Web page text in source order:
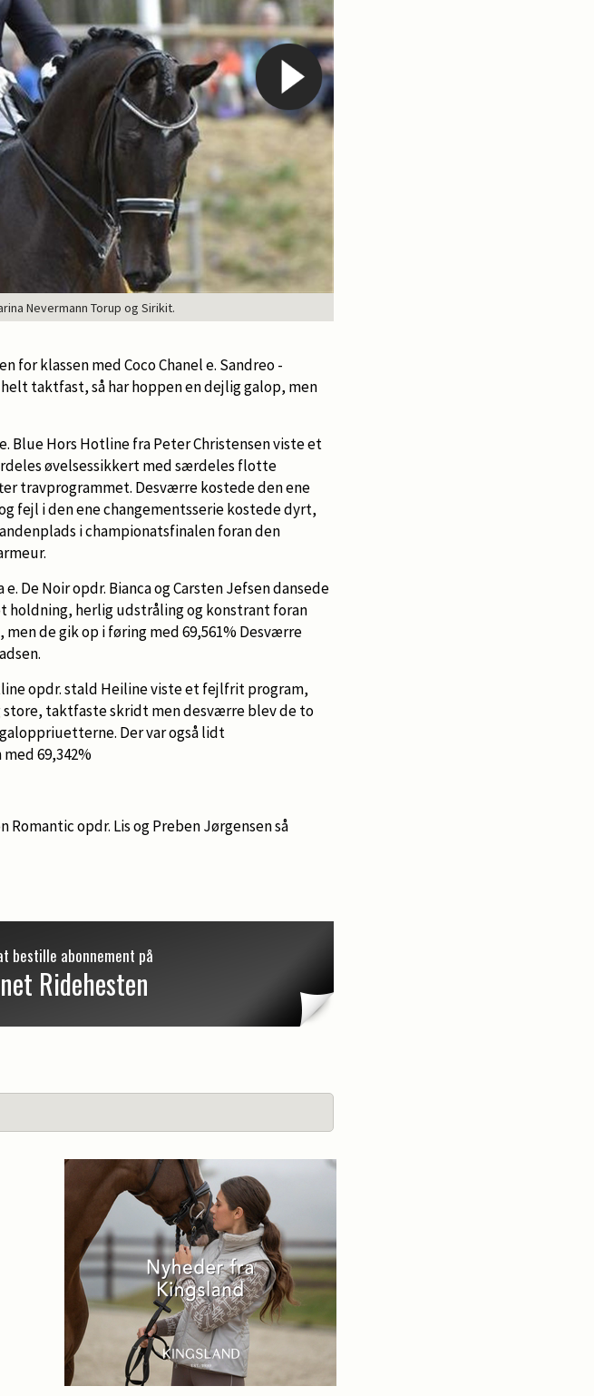
Nevermann Torup og Sirikit.
for klassen med Coco Chanel e. Sandreo -
taktfast, så har hoppen en dejlig galop, men
Blue Hors Hotline fra Peter Christensen viste et
øvelsessikkert med særdeles flotte
travprogrammet. Desværre kostede den ene
fejl i den ene changementsserie kostede dyrt,
i championatsfinalen foran den
De Noir opdr. Bianca og Carsten Jefsen dansede
holdning, herlig udstråling og konstrant foran
de gik op i føring med 69,561% Desværre
opdr. stald Heiline viste et fejlfrit program,
taktfaste skridt men desværre blev de to
Der var også lidt
69,342%
Romantic opdr. Lis og Preben Jørgensen så
bestille abonnement på
Ridehesten